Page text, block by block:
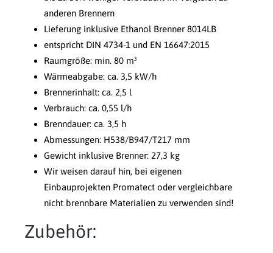
anderen Brennern
Lieferung inklusive Ethanol Brenner 8014LB
entspricht DIN 4734-1 und EN 16647:2015
Raumgröße: min. 80 m³
Wärmeabgabe: ca. 3,5 kW/h
Brennerinhalt: ca. 2,5 l
Verbrauch: ca. 0,55 l/h
Brenndauer: ca. 3,5 h
Abmessungen: H538/B947/T217 mm
Gewicht inklusive Brenner: 27,3 kg
Wir weisen darauf hin, bei eigenen
Einbauprojekten Promatect oder vergleichbare
nicht brennbare Materialien zu verwenden sind!
Zubehör: